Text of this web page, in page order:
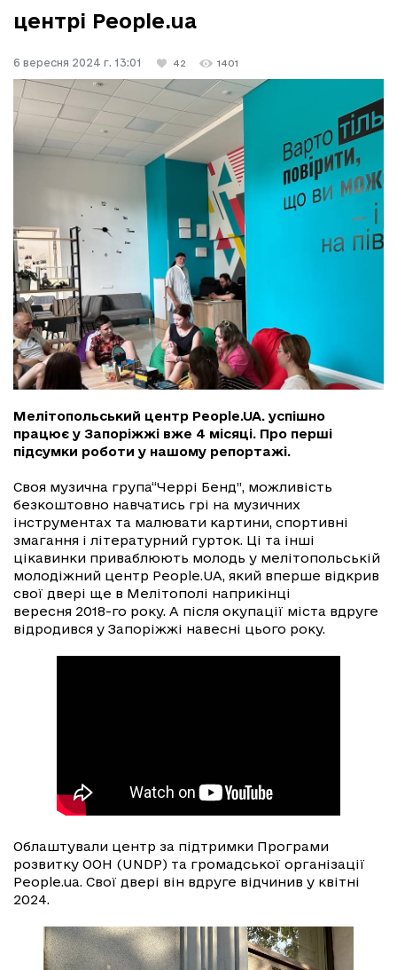
центрі People.ua
6 вересня 2024 г. 13:01 42 1401
Мелітопольський центр People.UA. успішно
працює у Запоріжжі вже 4 місяці. Про перші
підсумки роботи у нашому репортажі.
Своя музична група“Черрі Бенд”, можливість
безкоштовно навчатись грі на музичних
інструментах та малювати картини, спортивні
змагання і літературний гурток. Ці та інші
цікавинки приваблюють молодь у мелітопольській
молодіжний центр People.UA, який вперше відкрив
свої двері ще в Мелітополі наприкінці
вересня 2018-го року. А після окупації міста вдруге
відродився у Запоріжжі навесні цього року.
Облаштували центр за підтримки Програми
розвитку ООН (UNDP) та громадської організації
People.ua. Свої двері він вдруге відчинив у квітні
2024.